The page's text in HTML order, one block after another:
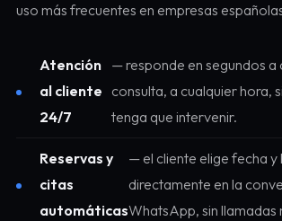
uso más frecuentes en empresas
Atención
al cliente
24/7
— responde en segundos a
consulta, a cualquier hora,
tenga que intervenir.
Reservas y
citas
automáticas
— el cliente elige fecha y
directamente en la
WhatsApp, sin llamadas